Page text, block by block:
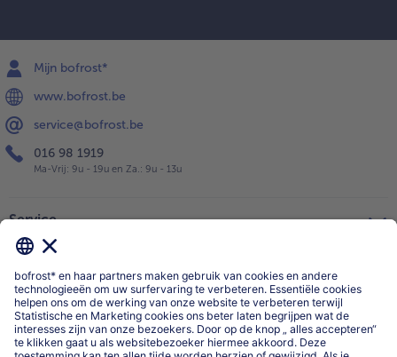
Mijn bofrost*
www.bofrost.be
service@bofrost.be
016 98 1919
Ma-Vrij: 9u - 19u en Za.: 9u - 13u
Service
Categorieën